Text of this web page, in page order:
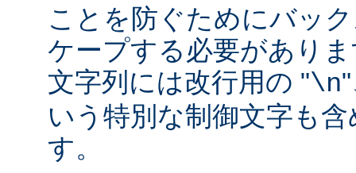
ことを防ぐためにバッ
ケープする必要があり
文字列には改行用の "\n
いう特別な制御文字も
す。